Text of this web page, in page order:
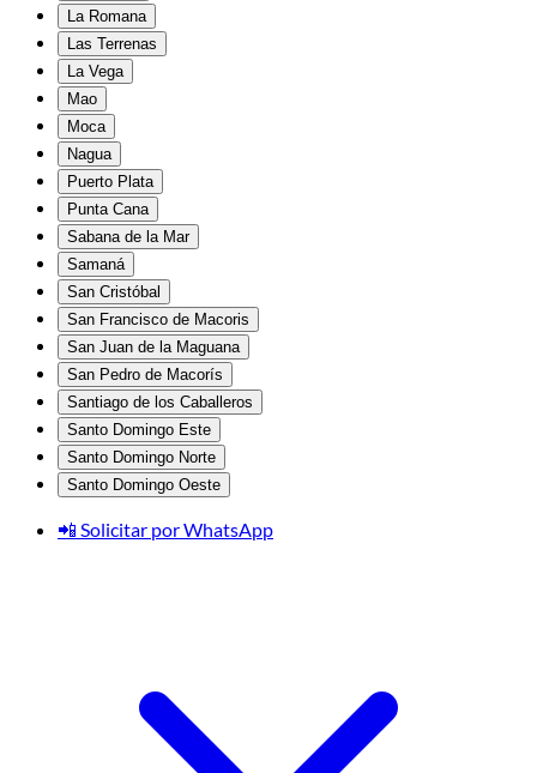
La Romana
Las Terrenas
La Vega
Mao
Moca
Nagua
Puerto Plata
Punta Cana
Sabana de la Mar
Samaná
San Cristóbal
San Francisco de Macoris
San Juan de la Maguana
San Pedro de Macorís
Santiago de los Caballeros
Santo Domingo Este
Santo Domingo Norte
Santo Domingo Oeste
📲 Solicitar por WhatsApp